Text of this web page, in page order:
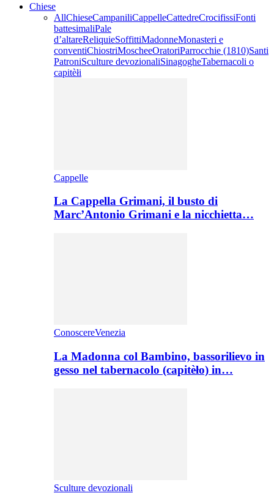
Chiese
AllChieseCampaniliCappelleCattedreCrocifissiFonti
battesimaliPale
d’altareReliquieSoffittiMadonneMonasteri e
conventiChiostriMoscheeOratoriParrocchie (1810)Santi
PatroniSculture devozionaliSinagogheTabernacoli o
capitèłi
Cappelle
La Cappella Grimani, il busto di
Marc’Antonio Grimani e la nicchietta…
ConoscereVenezia
La Madonna col Bambino, bassorilievo in
gesso nel tabernacolo (capitèło) in…
Sculture devozionali